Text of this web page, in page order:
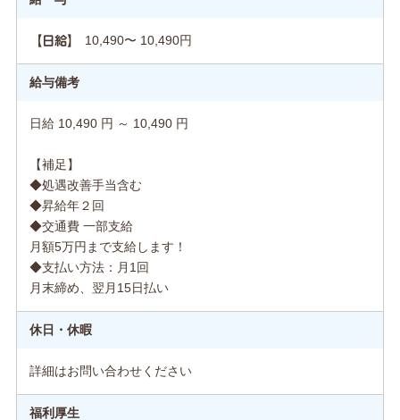
【日給】 10,490〜 10,490円
給与備考
日給 10,490 円 ～ 10,490 円
【補足】
◆処遇改善手当含む
◆昇給年２回
◆交通費 一部支給
月額5万円まで支給します！
◆支払い方法：月1回
月末締め、翌月15日払い
休日・休暇
詳細はお問い合わせください
福利厚生